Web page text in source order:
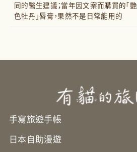
同的醫生建議；當年因文案而購買的「艷
色牡丹」唇膏，果然不是日常能用的
手寫旅遊手帳
日本自助漫遊